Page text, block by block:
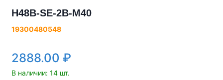
H48B-SE-2B-M40
19300480548
2888.00 ₽
В наличии: 14 шт.